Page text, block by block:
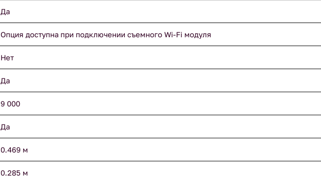
Да
Опция доступна при подключении съемного Wi-Fi модуля
Нет
Да
9 000
Да
0.469 м
0.285 м